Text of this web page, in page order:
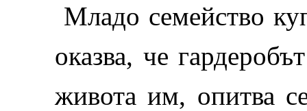
Младо семейство
оказва, че
живота им, опитва